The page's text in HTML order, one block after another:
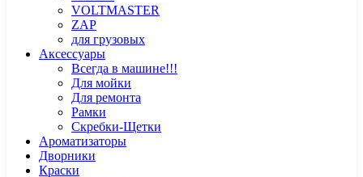
VOLTMASTER
ZAP
для грузовых
Аксессуары
Всегда в машине!!!
Для мойки
Для ремонта
Рамки
Скребки-Щетки
Ароматизаторы
Дворники
Краски